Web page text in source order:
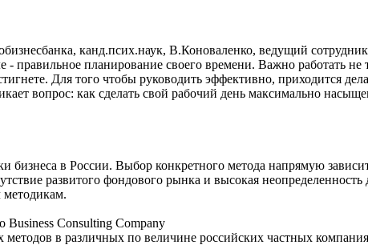
канд.псих.наук, В.Коноваленко, ведущий
правильное планирование своего времени. Важно работать
Для того чтобы руководить эффективно, приходится
вопрос: как сделать свой рабочий день максимально
бизнеса в России. Выбор конкретного метода напрямую
развитого фондового рынка и высокая
методикам.
Business Consulting Company
в различных по величине российских частных